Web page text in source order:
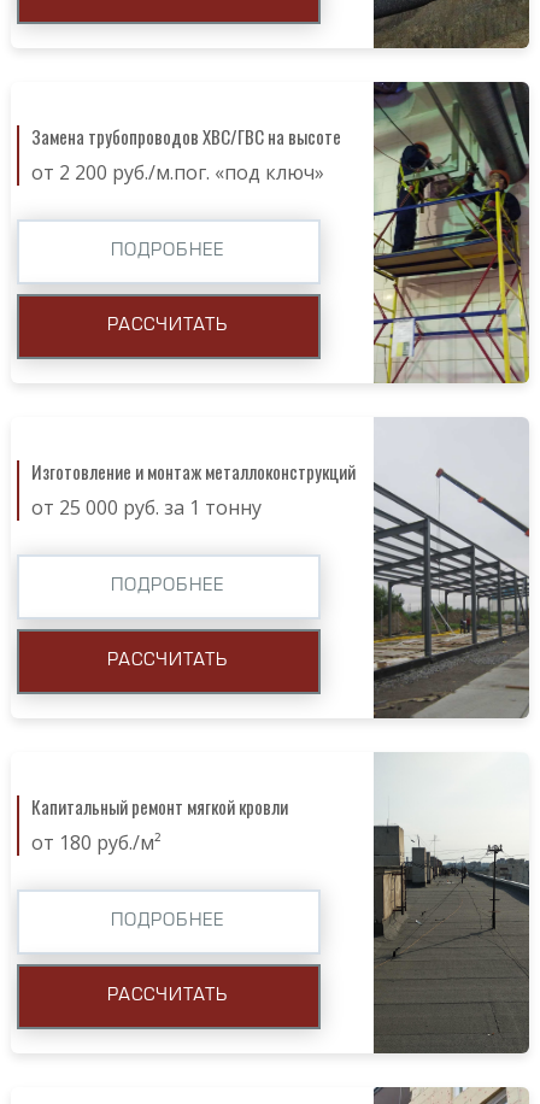
Замена трубопроводов ХВС/ГВС на высоте
от 2 200 руб./м.пог. «под ключ»
ПОДРОБНЕЕ
РАССЧИТАТЬ
Изготовление и монтаж металлоконструкций
от 25 000 руб. за 1 тонну
ПОДРОБНЕЕ
РАССЧИТАТЬ
Капитальный ремонт мягкой кровли
от 180 руб./м²
ПОДРОБНЕЕ
РАССЧИТАТЬ